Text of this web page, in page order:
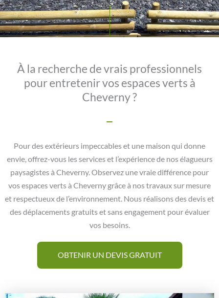
À la recherche de vrais professionnels
pour entretenir vos espaces verts à
Cheverny ?
Pour des extérieurs impeccables et une maison qui donne
envie, offrez-vous les services et l’expérience de nos élagueurs
paysagistes à Cheverny. Observez une vraie différence pour
vos espaces verts à Cheverny grâce à nos travaux sur mesure
et respectueux de l’environnement. Nous réalisons des devis et
des déplacements gratuits et sans engagement pour évaluer
vos besoins.
OBTENIR UN DEVIS GRATUIT